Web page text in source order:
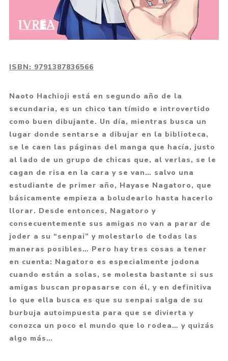
ISBN: 9791387836566
Naoto Hachioji está en segundo año de la
secundaria, es un chico tan tímido e introvertido
como buen dibujante. Un día, mientras busca un
lugar donde sentarse a dibujar en la biblioteca,
se le caen las páginas del manga que hacía, justo
al lado de un grupo de chicas que, al verlas, se le
cagan de risa en la cara y se van… salvo una
estudiante de primer año, Hayase Nagatoro, que
básicamente empieza a boludearlo hasta hacerlo
llorar. Desde entonces, Nagatoro y
consecuentemente sus amigas no van a parar de
joder a su “senpai” y molestarlo de todas las
maneras posibles… Pero hay tres cosas a tener
en cuenta: Nagatoro es especialmente jodona
cuando están a solas, se molesta bastante si sus
amigas buscan propasarse con él, y en definitiva
lo que ella busca es que su senpai salga de su
burbuja autoimpuesta para que se divierta y
conozca un poco el mundo que lo rodea… y quizás
algo más…